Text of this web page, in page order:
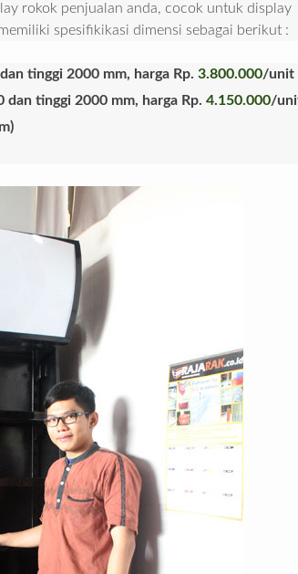
rokok penjualan anda, cocok untuk display
spesifikikasi dimensi sebagai berikut :
tinggi 2000 mm, harga Rp. 3.800.000/unit
tinggi 2000 mm, harga Rp. 4.150.000/